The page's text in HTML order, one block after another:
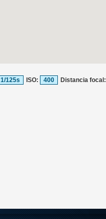
1/125s ISO: 400 Distancia focal: